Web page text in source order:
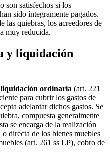
son satisfechos si los
sido íntegramente pagados.
las quiebras, los acreedores de
muy reducida.
y liquidación
liquidación ordinaria (art. 221
para cubrir los gastos de
adelantar dichos gastos. Se
compuesta generalmente
se encarga de la realización
directa de los bienes muebles
(art. 261 ss LP), cobro de